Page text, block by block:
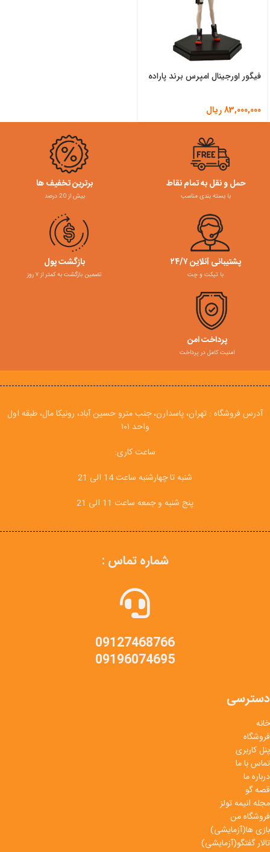
فیگور اورجینال امپرس برند پاراده
83,000,000ریال
حمل و نقل به تمام نقاط
با بسته بندی مناسب
برترین تخفیف ها
بیش از 20 درصد
پشتیبانی آنلاین ۲۴/۷
با تیکت و چت
بازگشت پول
تضمین بازگشت به کمتر از ۷ روز
پرداخت امن
امنیت کامل در پرداخت
آدرس فروشگاه : تهران، پاسدارن، جنب مترو حسین آباد، رونیکا مال، طبقه اول
واحد ۱۰۱
ساعت کاری:
شنبه تا چهارشنبه ساعت 14 الی 21
پنج شنبه و جمعه ساعت 11 الی 21
شماره تماس :
09127468766
09196074695
دسترسی
خانه
فروشگاه
پنل کاربری
تماس با ما
درباره ما
قصه گو
مجله انیمه تولز
فروشگاه من
بازی ها(آزمایشی)
تالار گفتگو(آزمایشی)